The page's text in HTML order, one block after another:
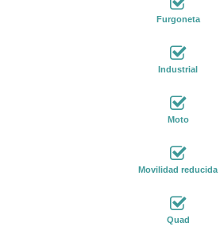
Furgoneta
Industrial
Moto
Movilidad reducida
Quad